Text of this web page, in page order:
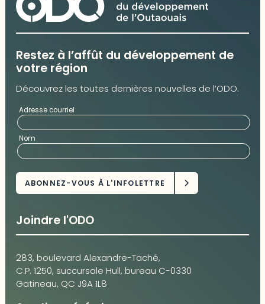
Restez à l’affût du développement de
votre région
Découvrez les toutes dernières nouvelles de l’ODO.
Adresse courriel
Nom
Joindre l'ODO
283, boulevard Alexandre-Taché,
C.P. 1250, succursale Hull, bureau C-0330
Gatineau, QC J9A 1L8